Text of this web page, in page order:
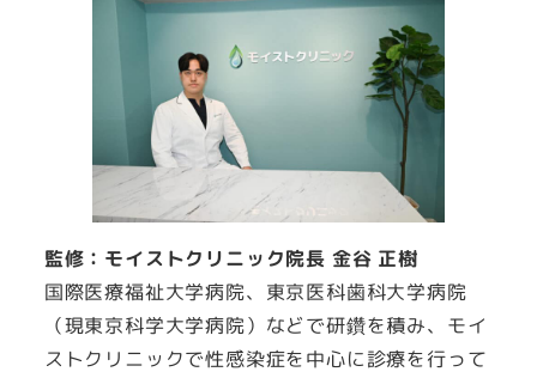
監修：モイストクリニック院長 金谷 正樹
国際医療福祉大学病院、東京医科歯科大学病院
（現東京科学大学病院）などで研鑽を積み、モイ
ストクリニックで性感染症を中心に診療を行って